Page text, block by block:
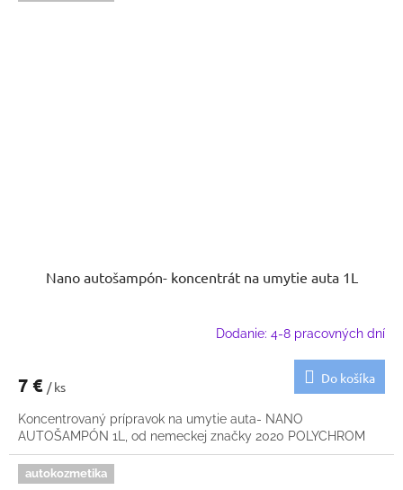
Nano autošampón- koncentrát na umytie auta 1L
Dodanie: 4-8 pracovných dní
7 € / ks
Do košíka
Koncentrovaný prípravok na umytie auta- NANO
AUTOŠAMPÓN 1L, od nemeckej značky 2020 POLYCHROM
autokozmetika